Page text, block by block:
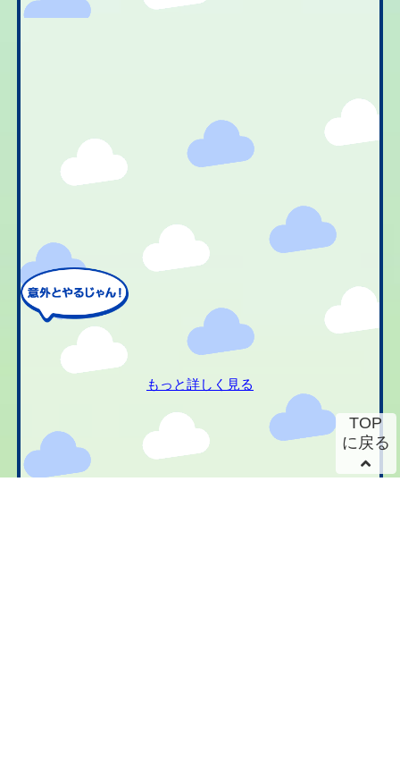
もっと詳しく見る
TOP
に戻る